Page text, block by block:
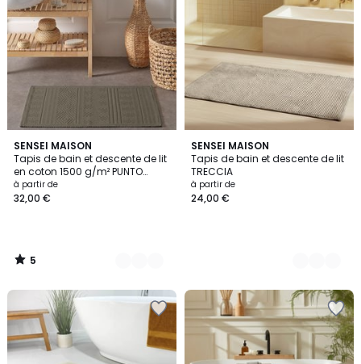
SENSEI MAISON
Tapis de bain et descente de lit
en coton 1500 g/m² PUNTO
PATCH
à partir de
32,00 €
5
/
5
3
Couleurs
5
/
SENSEI MAISON
Tapis de bain et descente de lit
TRECCIA
à partir de
24,00 €
5
Couleurs